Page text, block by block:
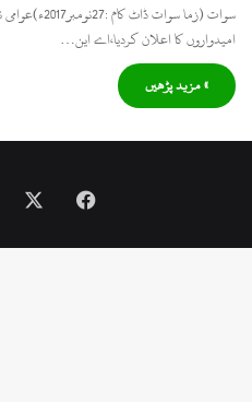
امیدواروں کا اعلان کردیا،اے این…
» مزید پڑھیں
Facebook